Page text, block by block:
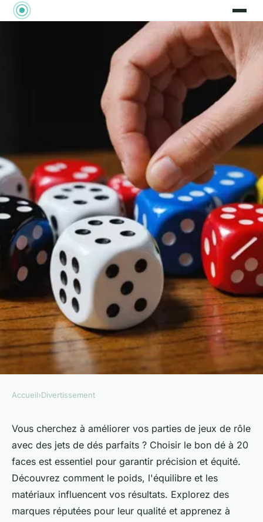
Découvrez comment choisir
vos dés à 20 faces pour des jets
parfaits
Mélina•6 septembre 2024•4 min de lecture
Accueil›Divertissement
Vous cherchez à améliorer vos parties de jeux de rôle
avec des jets de dés parfaits ? Choisir le bon dé à 20
faces est essentiel pour garantir précision et équité.
Découvrez comment le poids, l'équilibre et les
matériaux influencent vos résultats. Explorez des
marques réputées pour leur qualité et apprenez à